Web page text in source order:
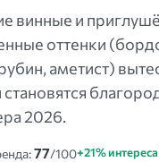
винные и
оттенки
аметист)
становятся
2026.
77/100+21% интереса